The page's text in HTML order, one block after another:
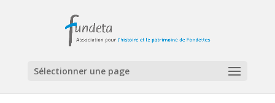
Sélectionner une page